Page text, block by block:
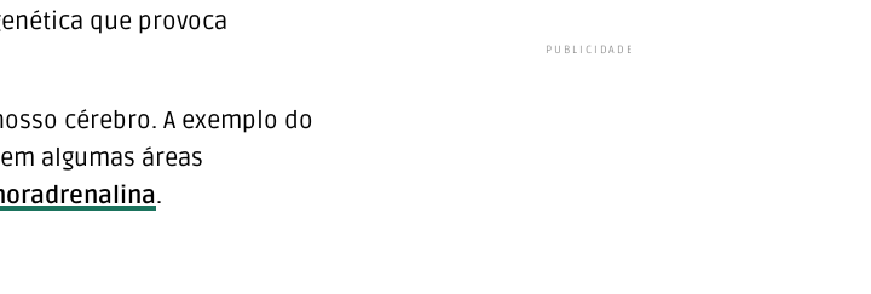
que provoca
cérebro. A exemplo do
em algumas áreas
.
PUBLICIDADE